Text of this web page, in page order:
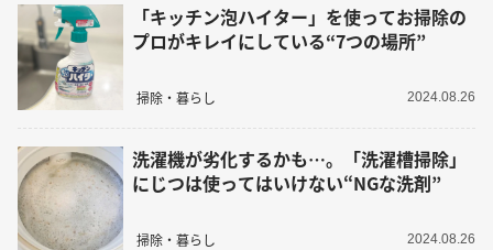
「キッチン泡ハイター」を使ってお掃除の
プロがキレイにしている“7つの場所”
掃除・暮らし 2024.08.26
洗濯機が劣化するかも…。「洗濯槽掃除」
にじつは使ってはいけない“NGな洗剤”
掃除・暮らし 2024.08.26